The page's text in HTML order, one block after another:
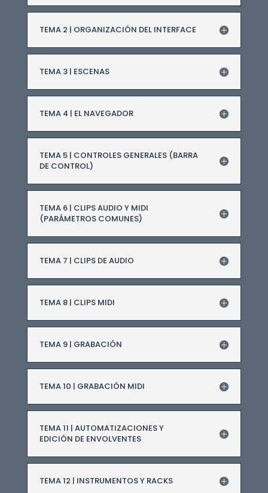
TEMA 2 | ORGANIZACIÓN DEL INTERFACE
TEMA 3 | ESCENAS
TEMA 4 | EL NAVEGADOR
TEMA 5 | CONTROLES GENERALES (BARRA
DE CONTROL)
TEMA 6 | CLIPS AUDIO Y MIDI
(PARÁMETROS COMUNES)
TEMA 7 | CLIPS DE AUDIO
TEMA 8 | CLIPS MIDI
TEMA 9 | GRABACIÓN
TEMA 10 | GRABACIÓN MIDI
TEMA 11 | AUTOMATIZACIONES Y
EDICIÓN DE ENVOLVENTES
TEMA 12 | INSTRUMENTOS Y RACKS